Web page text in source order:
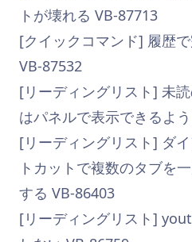
トが壊れる VB-87713
[クイックコマンド] 履歴
VB-87532
[リーディングリスト] 未
はパネルで表示できるよ
[リーディングリスト] ダ
トカットで複数のタブを
する VB-86403
[リーディングリスト]